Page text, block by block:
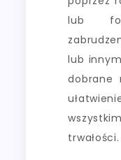
lub
lub
dobrane
trwałości.